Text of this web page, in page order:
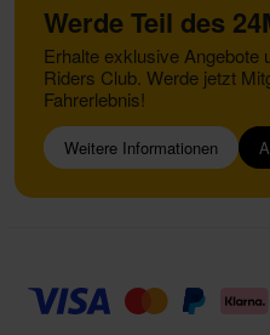
Werde Teil des
Erhalte exklusive Angebote
Riders Club. Werde jetzt
Fahrerlebnis!
Weitere Informationen